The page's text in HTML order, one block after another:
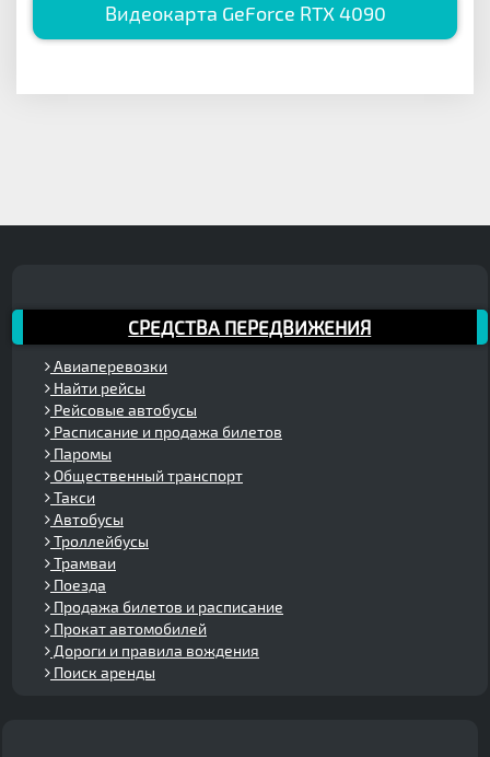
Видеокарта GeForce RTX 4090
СРЕДСТВА ПЕРЕДВИЖЕНИЯ
Авиаперевозки
Найти рейсы
Рейсовые автобусы
Расписание и продажа билетов
Паромы
Общественный транспорт
Такси
Автобусы
Троллейбусы
Трамваи
Поезда
Продажа билетов и расписание
Прокат автомобилей
Дороги и правила вождения
Поиск аренды